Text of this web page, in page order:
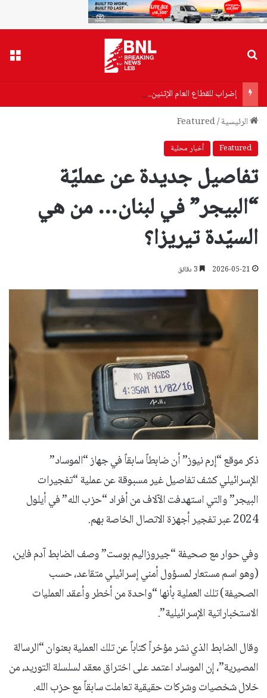
إضراب للقطاع العام الإثنين.. وتصعيد تدريجي!
الرئيسية/
Featured
Featured أخبار محلية
تفاصيل جديدة عن عمليّة
“البيجر” في لبنان… من هي
السيّدة تيريزا؟
2026-05-21
ذكر موقع “إرم نيوز” أن ضابطاً سابقاً في جهاز “الموساد”
الإسرائيلي كشف تفاصيل غير مسبوقة عن عملية “تفجيرات
البيجر” والتي استهدفت الآلاف من أفراد “حزب الله” في أيلول
2024 عبر تفجير أجهزة الاتصال الخاصة بهم.
وفي حوار مع صحيفة “جيروزاليم بوست” وصف الضابط آدم فاين،
(وهو اسم مستعار لمسؤول أمني إسرائيلي متقاعد، حسب
الصحيفة) تلك العملية بأنها “واحدة من أخطر وأعقد العمليات
الاستخباراتية الإسرائيلية”.
وقال الضابط الذي نشر مؤخراً كتاباً عن تلك العملية بعنوان “الرسالة
المصيرية”، إن الموساد اعتمد على اختراق معقد لسلسلة التوريد، من
خلال شخصيات وشركات حقيقية تعاملت سابقاً مع حزب الله.